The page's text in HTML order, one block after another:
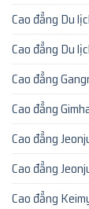
Cao đẳng Du
Cao đẳng Du
Cao đẳng
Cao đẳng
Cao đẳng
Cao đẳng
Cao đẳng